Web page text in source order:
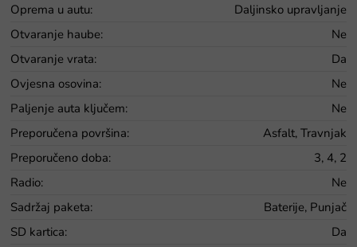
Oprema u autu:
Daljinsko upravljanje
Otvaranje haube:
Ne
Otvaranje vrata:
Da
Ovjesna osovina:
Ne
Paljenje auta ključem:
Ne
Preporučena površina:
Asfalt, Travnjak
Preporučeno doba:
3, 4, 2
Radio:
Ne
Sadržaj paketa:
Baterije, Punjač
SD kartica:
Da